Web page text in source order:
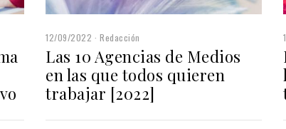
12/09/2022 Redacción
Las 10 Agencias de Medios
en las que todos quieren
trabajar [2022]